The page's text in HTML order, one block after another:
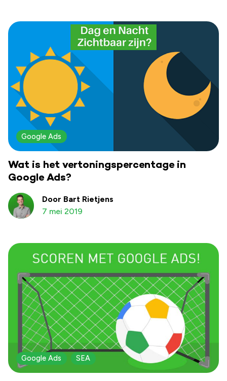
Google Ads
Wat is het vertoningspercentage in
Google Ads?
Door Bart Rietjens
7 mei 2019
Google Ads SEA